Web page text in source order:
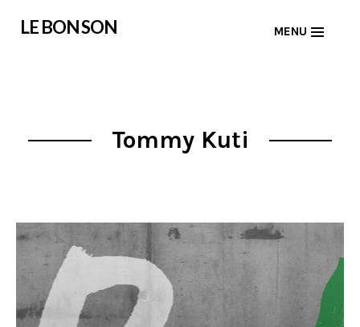
LE BON SON MENU
Tommy Kuti